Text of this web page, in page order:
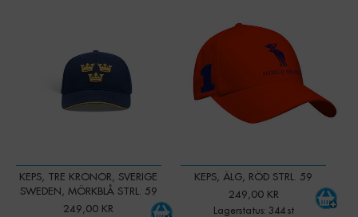
KEPS, TRE KRONOR, SVERIGE
SWEDEN, MÖRKBLÅ STRL. 59
249,00 KR
KEPS, ÄLG, RÖD STRL. 59
249,00 KR
Lagerstatus: 344 st